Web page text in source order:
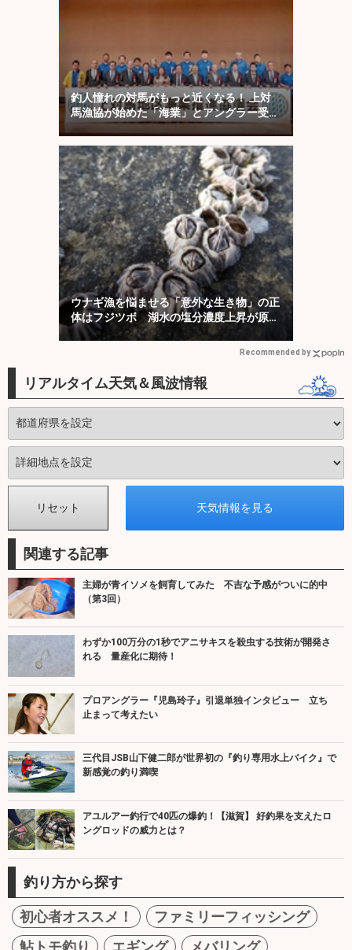
釣人憧れの対馬がもっと近くなる！ 上対
馬漁協が始めた「海業」とアングラー受け
入れ最前線を取材
ウナギ漁を悩ませる「意外な生き物」の正
体はフジツボ 湖水の塩分濃度上昇が原因
か
Recommended by
リアルタイム天気＆風波情報
関連する記事
主婦が青イソメを飼育してみた 不吉な予感がついに的中
（第3回）
わずか100万分の1秒でアニサキスを殺虫する技術が開発さ
れる 量産化に期待！
プロアングラー『児島玲子』引退単独インタビュー 立ち
止まって考えたい
三代目JSB山下健二郎が世界初の『釣り専用水上バイク』で
新感覚の釣り満喫
アユルアー釣行で40匹の爆釣！【滋賀】 好釣果を支えたロ
ングロッドの威力とは？
釣り方から探す
初心者オススメ！
ファミリーフィッシング